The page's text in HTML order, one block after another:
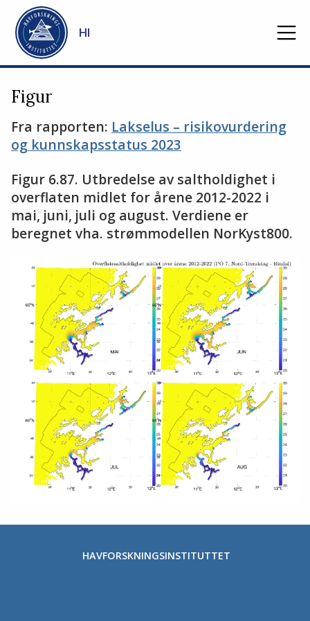
Gå til hovedinnhold
HI
Figur
Fra rapporten: Lakselus – risikovurdering
og kunnskapsstatus 2023
Figur 6.87. Utbredelse av saltholdighet i
overflaten midlet for årene 2012-2022 i
mai, juni, juli og august. Verdiene er
beregnet vha. strømmodellen NorKyst800.
HAVFORSKNINGSINSTITUTTET